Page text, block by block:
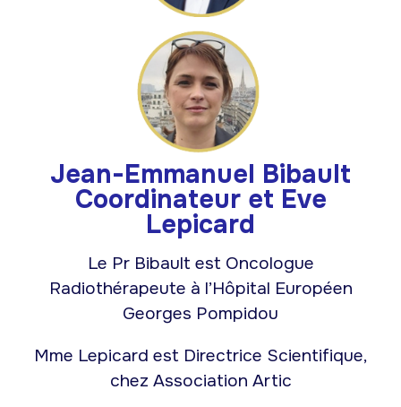
Jean-Emmanuel Bibault
Coordinateur et Eve
Lepicard
Le Pr Bibault est Oncologue
Radiothérapeute à l’Hôpital Européen
Georges Pompidou
Mme Lepicard est Directrice Scientifique,
chez Association Artic